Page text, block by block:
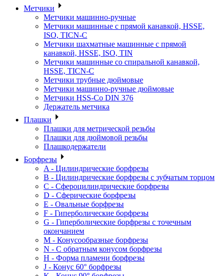
Метчики
Метчики машинно-ручные
Метчики машинные с прямой канавкой, HSSE,
ISO, TICN-C
Метчики шахматные машинные с прямой
канавкой, HSSE, ISO, TIN
Метчики машинные со спиральной канавкой,
HSSE, TICN-C
Метчики трубные дюймовые
Метчики машинно-ручные дюймовые
Метчики HSS-Co DIN 376
Держатель метчика
Плашки
Плашки для метрической резьбы
Плашки для дюймовой резьбы
Плашкодержатели
Борфрезы
A - Цилиндрические борфрезы
B - Цилиндрические борфрезы с зубчатым торцом
C - Сфероцилиндрические борфрезы
D - Сферические борфрезы
E - Овальные борфрезы
F - Гиперболические борфрезы
G - Гиперболические борфрезы с точечным
окончанием
M - Конусообразные борфрезы
N - С обратным конусом борфрезы
H - Форма пламени борфрезы
J - Конус 60° борфрезы